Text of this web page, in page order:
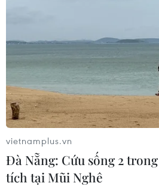
Đồng Nai yêu cầu đẩy
nhanh tiến độ dự án kết
nối vùng, sân bay Long
Thành
06/08/2026 09:05
06/
Xem thêm
vietnamplus.vn
Đà Nẵng: Cứu sống 2
tích tại Mũi Nghê